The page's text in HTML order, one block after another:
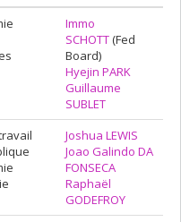
Immo
SCHOTT(Fed
Board)
Hyejin PARK
Guillaume
SUBLET
Joshua LEWIS
Joao Galindo DA
FONSECA
Raphaël
GODEFROY